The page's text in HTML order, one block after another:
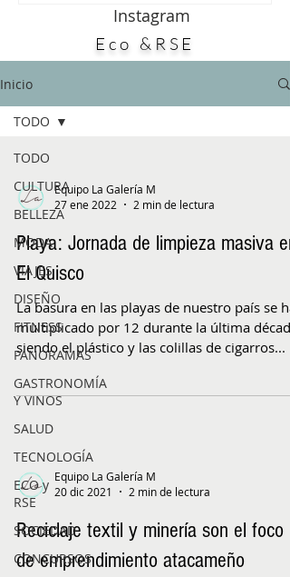
en México, revela una nueva dimensión de
este producto: su potencial aporte a la
búsqueda de alternativas para enfrentar
Instagram
Eco &RSE
Inicio
TODO
CULTURA
BELLEZA
MODA
VIAJES
DISEÑO
FITNESS
PANORAMAS
GASTRONOMÍA
Y VINOS
SALUD
TECNOLOGÍA
ECO y
RSE
SOCIEDAD
CONCURSOS
TODO
Equipo La Galería M
27 ene 2022
2 min de lectura
Playa: Jornada de limpieza masiva en
El Quisco
La basura en las playas de nuestro país se ha
multiplicado por 12 durante la última
siendo el plástico y las colillas de cigarros...
Equipo La Galería M
20 dic 2021
2 min de lectura
Reciclaje textil y minería son el foco
de emprendimiento atacameño